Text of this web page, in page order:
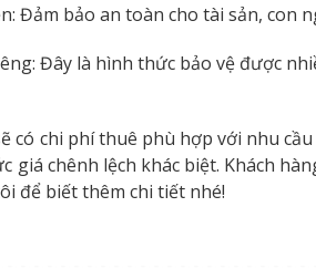
Đảm bảo an toàn cho tài sản,
Đây là hình thức bảo vệ được
có chi phí thuê phù hợp với nhu
giá chênh lệch khác biệt. Khách
để biết thêm chi tiết nhé!